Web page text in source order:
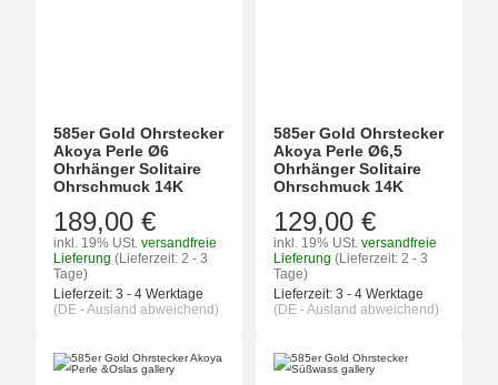
585er Gold Ohrstecker
Akoya Perle Ø6
Ohrhänger Solitaire
Ohrschmuck 14K
189,00 €
inkl. 19% USt. versandfreie
Lieferung (Lieferzeit: 2 - 3
Tage)
Lieferzeit: 3 - 4 Werktage
(DE - Ausland abweichend)
585er Gold Ohrstecker
Akoya Perle Ø6,5
Ohrhänger Solitaire
Ohrschmuck 14K
129,00 €
inkl. 19% USt. versandfreie
Lieferung (Lieferzeit: 2 - 3
Tage)
Lieferzeit: 3 - 4 Werktage
(DE - Ausland abweichend)